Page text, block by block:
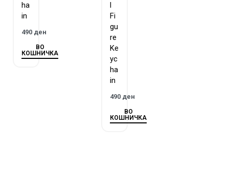
ha
in
490 ден
ВО
КОШНИЧКА
l
Fi
gu
re
Ke
yc
ha
in
490 ден
ВО
КОШНИЧКА